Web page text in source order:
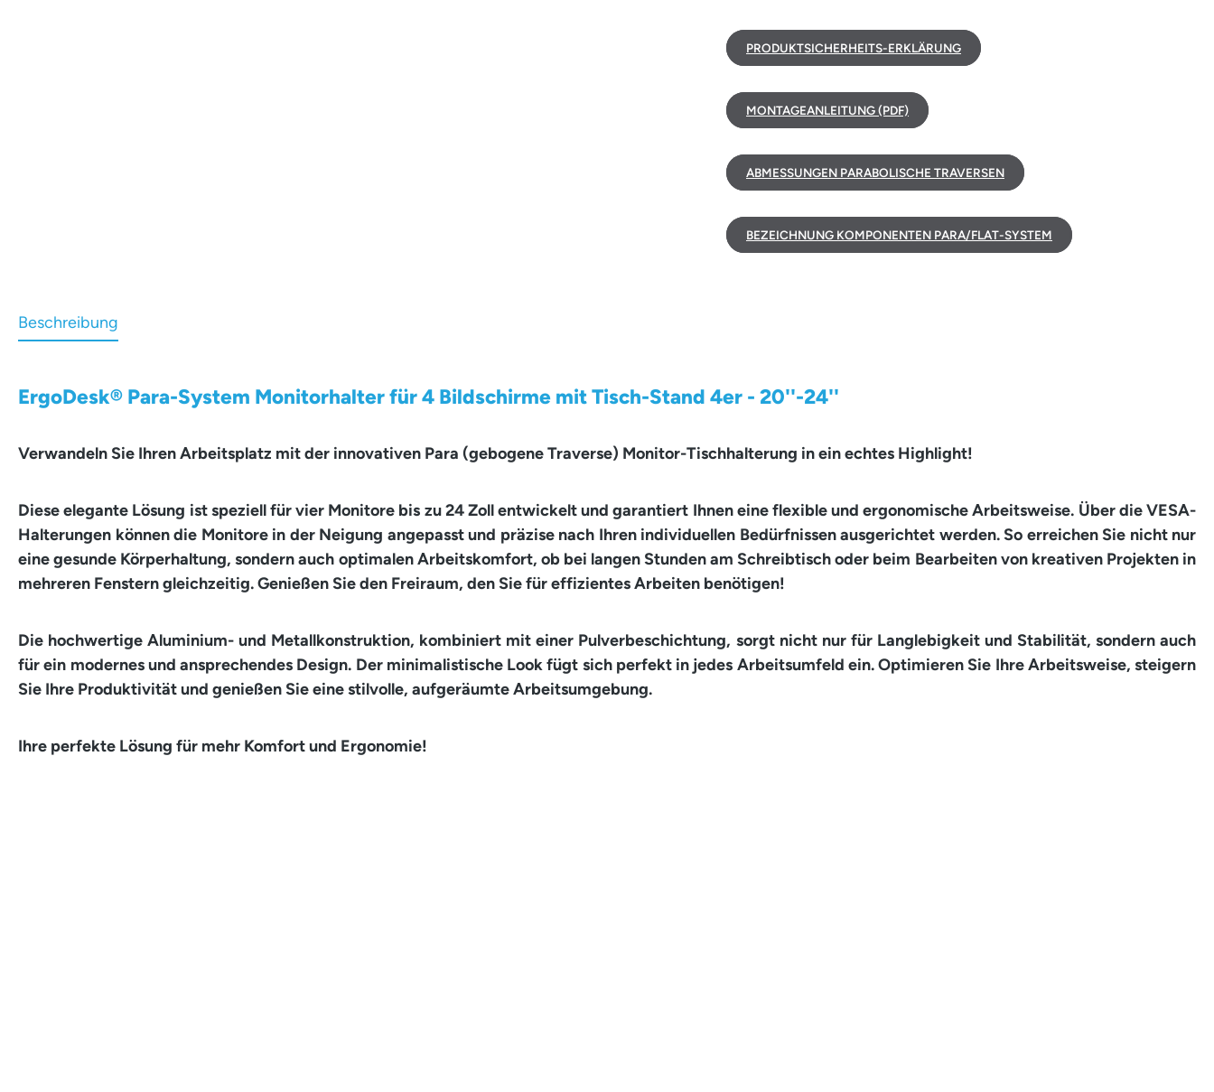
PRODUKTSICHERHEITS-ERKLÄRUNG
MONTAGEANLEITUNG (PDF)
ABMESSUNGEN PARABOLISCHE TRAVERSEN
BEZEICHNUNG KOMPONENTEN PARA/FLAT-SYSTEM
Beschreibung
ErgoDesk® Para-System Monitorhalter für 4 Bildschirme mit Tisch-Stand 4er - 20''-24''
Verwandeln Sie Ihren Arbeitsplatz mit der innovativen Para (gebogene Traverse) Monitor-Tischhalterung in ein echtes Highlight!
Diese elegante Lösung ist speziell für vier Monitore bis zu 24 Zoll entwickelt und garantiert Ihnen eine flexible und ergonomische Arbeitsweise. Über die VESA-
Halterungen können die Monitore in der Neigung angepasst und präzise nach Ihren individuellen Bedürfnissen ausgerichtet werden. So erreichen Sie nicht nur
eine gesunde Körperhaltung, sondern auch optimalen Arbeitskomfort, ob bei langen Stunden am Schreibtisch oder beim Bearbeiten von kreativen Projekten in
mehreren Fenstern gleichzeitig. Genießen Sie den Freiraum, den Sie für effizientes Arbeiten benötigen!
Die hochwertige Aluminium- und Metallkonstruktion, kombiniert mit einer Pulverbeschichtung, sorgt nicht nur für Langlebigkeit und Stabilität, sondern auch
für ein modernes und ansprechendes Design. Der minimalistische Look fügt sich perfekt in jedes Arbeitsumfeld ein. Optimieren Sie Ihre Arbeitsweise, steigern
Sie Ihre Produktivität und genießen Sie eine stilvolle, aufgeräumte Arbeitsumgebung.
Ihre perfekte Lösung für mehr Komfort und Ergonomie!